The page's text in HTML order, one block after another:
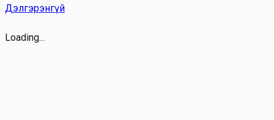
Дэлгэрэнгүй
Loading...